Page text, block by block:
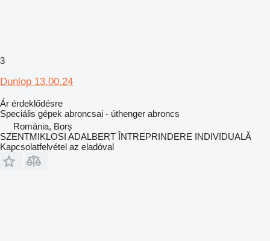
3
Dunlop 13.00.24
Ár érdeklődésre
Speciális gépek abroncsai - úthenger abroncs
Románia, Borș
SZENTMIKLOSI ADALBERT ÎNTREPRINDERE INDIVIDUALĂ
Kapcsolatfelvétel az eladóval